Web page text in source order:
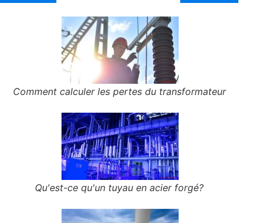
Comment calculer les pertes du transformateur
Qu'est-ce qu'un tuyau en acier forgé?